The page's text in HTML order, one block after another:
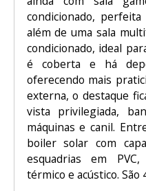
condicionado,
além de uma sala
condicionado, ideal
é coberta e há
oferecendo mais
externa, o destaque
vista privilegiada,
máquinas e canil.
boiler solar com
esquadrias em
térmico e acústico. São